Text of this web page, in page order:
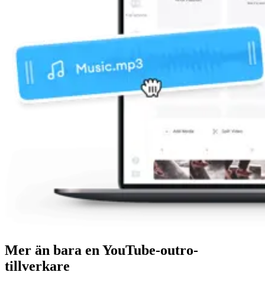
Mer än bara en YouTube-outro-
tillverkare